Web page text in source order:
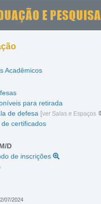
E PESQUISA
Acadêmicos
para retirada
de defesa [ver Salas e Espaços
certificados
D
de inscrições
07/2024